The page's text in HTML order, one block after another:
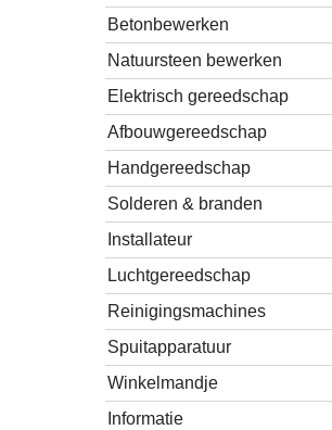
Betonbewerken
Natuursteen bewerken
Elektrisch gereedschap
Afbouwgereedschap
Handgereedschap
Solderen & branden
Installateur
Luchtgereedschap
Reinigingsmachines
Spuitapparatuur
Winkelmandje
Informatie